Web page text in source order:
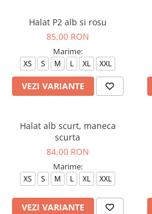
Noutati
Halat P2 alb si rosu
85,00 RON
Marime:
XS S M L XL XXL
VEZI VARIANTE
Halat alb scurt, maneca
scurta
84,00 RON
Marime:
XS S M L XL XXL
VEZI VARIANTE